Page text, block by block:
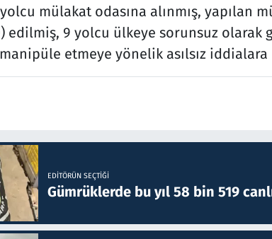
mülakat odasına alınmış, yapılan
edilmiş, 9 yolcu ülkeye sorunsuz olarak
etmeye yönelik asılsız
EDITÖRÜN SEÇTIĞI
Gümrüklerde bu yıl 58 bin 519